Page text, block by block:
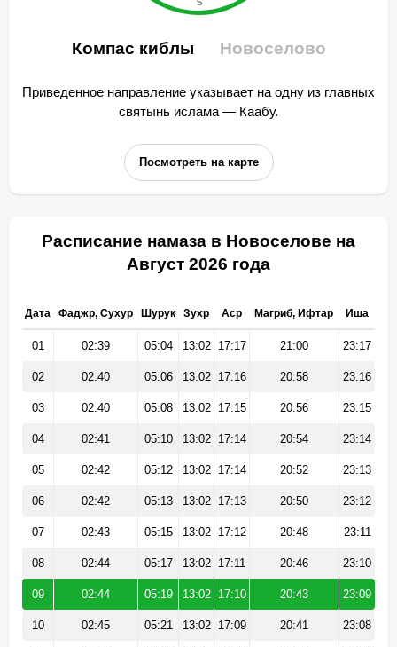
Компас киблы Новоселово
Приведенное направление указывает на одну из главных
святынь ислама — Каабу.
Посмотреть на карте
Расписание намаза в Новоселове на
Август 2026 года
Дата Фаджр, Сухур Шурук Зухр Аср Магриб, Ифтар Иша
01 02:39 05:04 13:02 17:17 21:00 23:17
02 02:40 05:06 13:02 17:16 20:58 23:16
03 02:40 05:08 13:02 17:15 20:56 23:15
04 02:41 05:10 13:02 17:14 20:54 23:14
05 02:42 05:12 13:02 17:14 20:52 23:13
06 02:42 05:13 13:02 17:13 20:50 23:12
07 02:43 05:15 13:02 17:12 20:48 23:11
08 02:44 05:17 13:02 17:11 20:46 23:10
09 02:44 05:19 13:02 17:10 20:43 23:09
10 02:45 05:21 13:02 17:09 20:41 23:08